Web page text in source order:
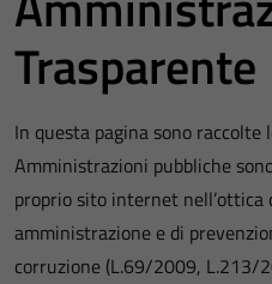
Trasparente
In questa pagina sono
Amministrazioni pubbliche
proprio sito internet nell’ottica
amministrazione e di
corruzione (L.69/2009, L.213/